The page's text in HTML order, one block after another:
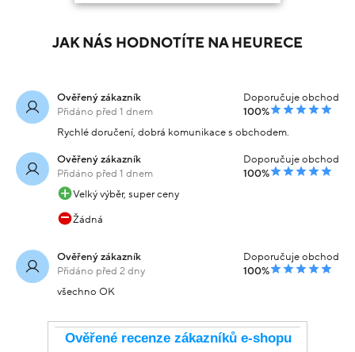
JAK NÁS HODNOTÍTE NA HEURECE
Ověřený zákazník
Přidáno před 1 dnem
Doporučuje obchod
100%
Rychlé doručení, dobrá komunikace s obchodem.
Ověřený zákazník
Přidáno před 1 dnem
Doporučuje obchod
100%
Velký výběr, super ceny
Žádná
Ověřený zákazník
Přidáno před 2 dny
Doporučuje obchod
100%
všechno OK